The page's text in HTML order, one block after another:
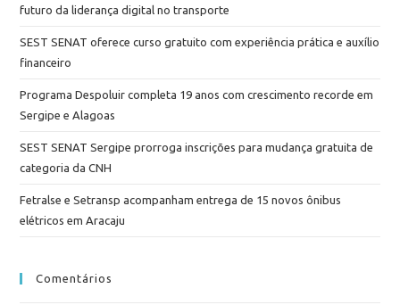
futuro da liderança digital no transporte
SEST SENAT oferece curso gratuito com experiência prática e auxílio
financeiro
Programa Despoluir completa 19 anos com crescimento recorde em
Sergipe e Alagoas
SEST SENAT Sergipe prorroga inscrições para mudança gratuita de
categoria da CNH
Fetralse e Setransp acompanham entrega de 15 novos ônibus
elétricos em Aracaju
Comentários